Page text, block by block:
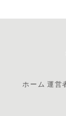
ホーム 運営